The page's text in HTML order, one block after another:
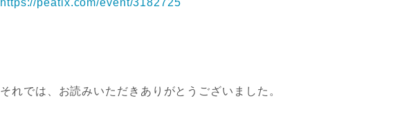
それでは、お読みいただきありがとうございました。